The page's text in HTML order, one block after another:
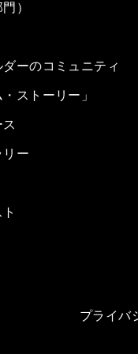
）
ーのコミュニティ
ストーリー」
リー
プライバ